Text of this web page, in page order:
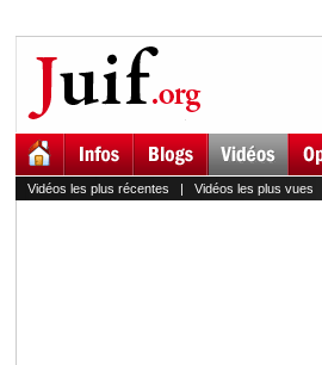
Vidéos les plus récentes | Vidéos les plus vues